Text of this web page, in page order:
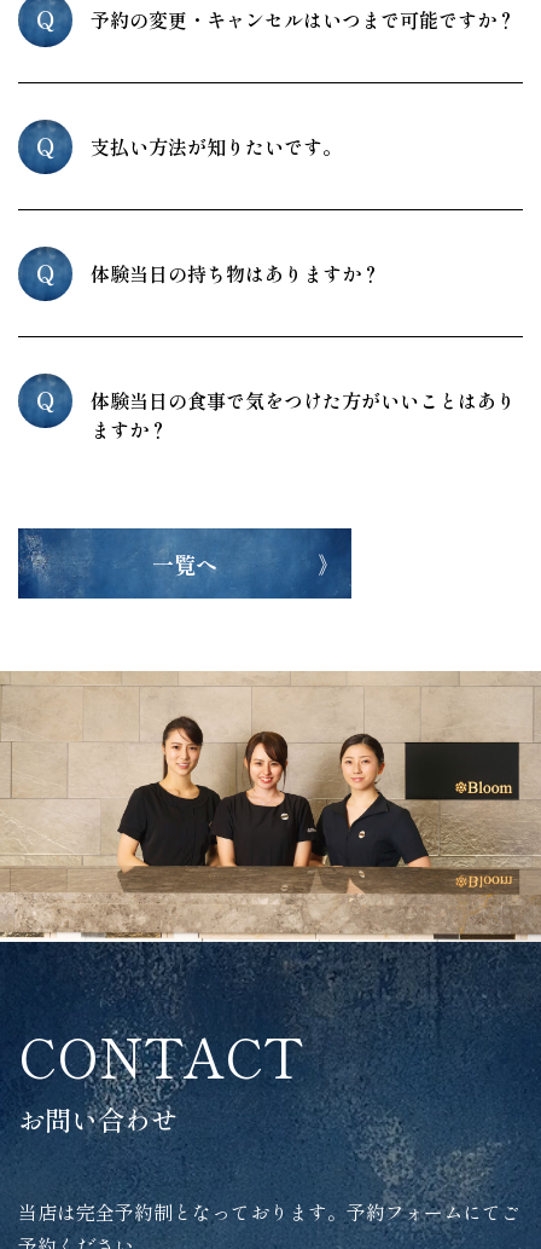
Q 予約の変更・キャンセルはいつまで可能ですか？
Q 支払い方法が知りたいです。
Q 体験当日の持ち物はありますか？
Q
体験当日の食事で気をつけた方がいいことはあり
ますか？
一覧へ
CONTACT
お問い合わせ
当店は完全予約制となっております。予約フォームにてご